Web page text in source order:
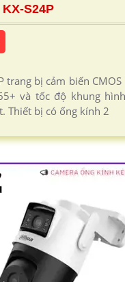
KX-S24P
trang bị cảm biến
và tốc độ khung
Thiết bị có ống kính 2